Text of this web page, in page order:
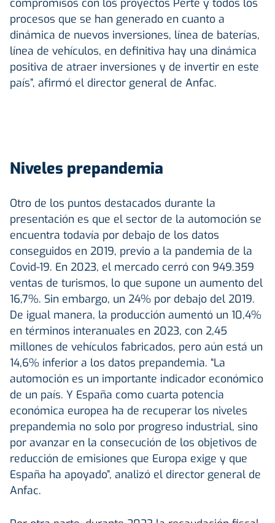
procesos que se han generado en cuanto a
dinámica de nuevos inversiones, línea de baterías,
línea de vehículos, en definitiva hay una dinámica
positiva de atraer inversiones y de invertir en este
país”, afirmó el director general de Anfac.
Niveles prepandemia
Otro de los puntos destacados durante la
presentación es que el sector de la automoción se
encuentra todavía por debajo de los datos
conseguidos en 2019, previo a la pandemia de la
Covid-19. En 2023, el mercado cerró con 949.359
ventas de turismos, lo que supone un aumento del
16,7%. Sin embargo, un 24% por debajo del 2019.
De igual manera, la producción aumentó un 10,4%
en términos interanuales en 2023, con 2,45
millones de vehículos fabricados, pero aún está un
14,6% inferior a los datos prepandemia. “La
automoción es un importante indicador económico
de un país. Y España como cuarta potencia
económica europea ha de recuperar los niveles
prepandemia no solo por progreso industrial, sino
por avanzar en la consecución de los objetivos de
reducción de emisiones que Europa exige y que
España ha apoyado”, analizó el director general de
Anfac.